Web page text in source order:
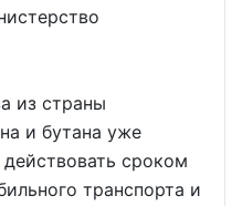
из страны
и бутана уже
сроком
транспорта и